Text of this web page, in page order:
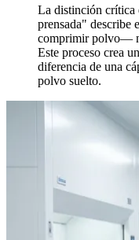
La distinción crítica
prensada" describe
comprimir polvo—
Este proceso crea
diferencia de una
polvo suelto.